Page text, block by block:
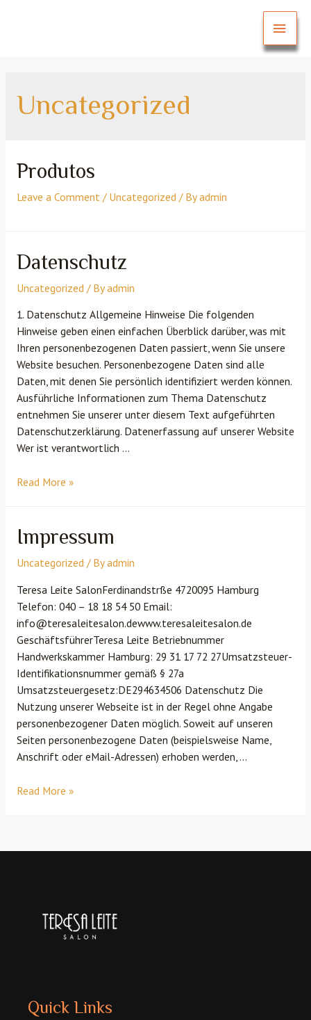
Uncategorized
Produtos
Leave a Comment / Uncategorized / Byadmin
Datenschutz
Uncategorized / Byadmin
1. Datenschutz Allgemeine Hinweise Die folgenden
Hinweise geben einen einfachen Überblick darüber, was mit
Ihren personenbezogenen Daten passiert, wenn Sie unsere
Website besuchen. Personenbezogene Daten sind alle
Daten, mit denen Sie persönlich identifiziert werden können.
Ausführliche Informationen zum Thema Datenschutz
entnehmen Sie unserer unter diesem Text aufgeführten
Datenschutzerklärung. Datenerfassung auf unserer Website
Wer ist verantwortlich …
Read More »
Impressum
Uncategorized/ Byadmin
Teresa Leite SalonFerdinandstrße 4720095 Hamburg
Telefon: 040 – 18 18 54 50 Email:
info@teresaleitesalon.dewww.teresaleitesalon.de
GeschäftsführerTeresa Leite Betriebnummer
Handwerkskammer Hamburg: 29 31 17 72 27Umsatzsteuer-
Identifikationsnummer gemäß § 27a
Umsatzsteuergesetz:DE294634506 Datenschutz Die
Nutzung unserer Webseite ist in der Regel ohne Angabe
personenbezogener Daten möglich. Soweit auf unseren
Seiten personenbezogene Daten (beispielsweise Name,
Anschrift oder eMail-Adressen) erhoben werden, …
Read More »
Quick Links